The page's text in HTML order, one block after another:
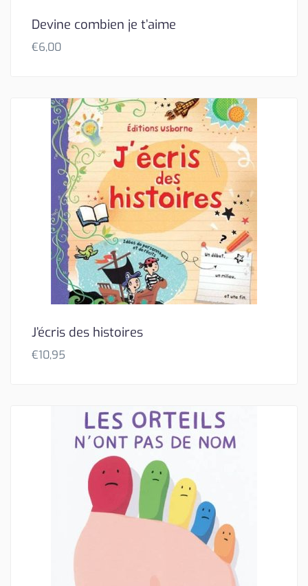
Devine combien je t’aime
€6,00
J’écris des histoires
€10,95